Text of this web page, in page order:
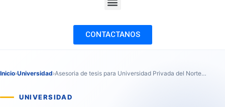
CONTACTANOS
Inicio›Universidad›Asesoria de tesis para Universidad Privada del Norte…
UNIVERSIDAD